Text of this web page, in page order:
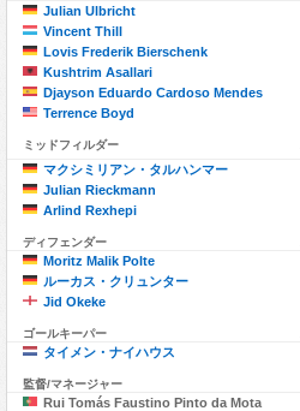
Julian Ulbricht
Vincent Thill
Lovis Frederik Bierschenk
Kushtrim Asallari
Djayson Eduardo Cardoso Mendes
Terrence Boyd
ミッドフィルダー
マクシミリアン・タルハンマー
Julian Rieckmann
Arlind Rexhepi
ディフェンダー
Moritz Malik Polte
ルーカス・クリュンター
Jid Okeke
ゴールキーパー
タイメン・ナイハウス
監督/マネージャー
Rui Tomás Faustino Pinto da Mota